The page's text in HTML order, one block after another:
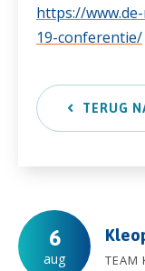
https://
19-conferentie/
TERUG
6
aug TEAM